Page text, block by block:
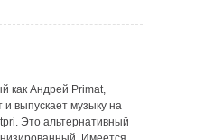
как Андрей Primat,
выпускает музыку на
Это альтернативный